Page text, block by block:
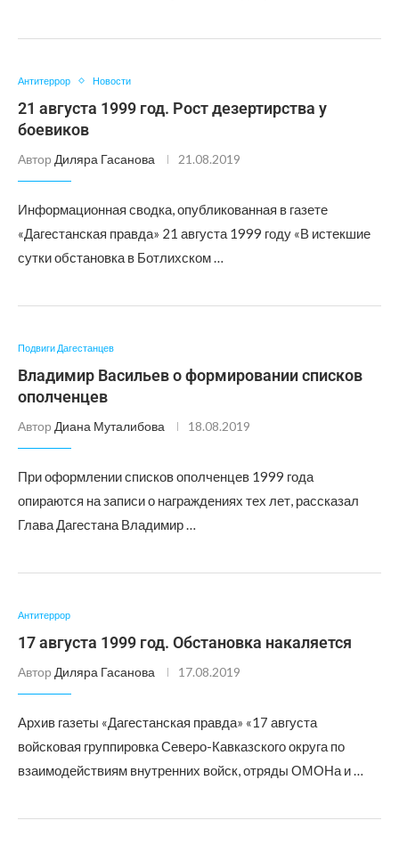
Антитеррор Новости
21 августа 1999 год. Рост дезертирства у
боевиков
Автор Диляра Гасанова 21.08.2019
Информационная сводка, опубликованная в газете
«Дагестанская правда» 21 августа 1999 году «В истекшие
сутки обстановка в Ботлихском …
Подвиги Дагестанцев
Владимир Васильев о формировании списков
ополченцев
Автор Диана Муталибова 18.08.2019
При оформлении списков ополченцев 1999 года
опираются на записи о награждениях тех лет, рассказал
Глава Дагестана Владимир …
Антитеррор
17 августа 1999 год. Обстановка накаляется
Автор Диляра Гасанова 17.08.2019
Архив газеты «Дагестанская правда» «17 августа
войсковая группировка Северо-Кавказского округа по
взаимодействиям внутренних войск, отряды ОМОНа и …